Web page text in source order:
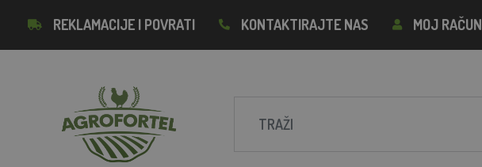
REKLAMACIJE I POVRATI KONTAKTIRAJTE NAS MOJ RAČUN